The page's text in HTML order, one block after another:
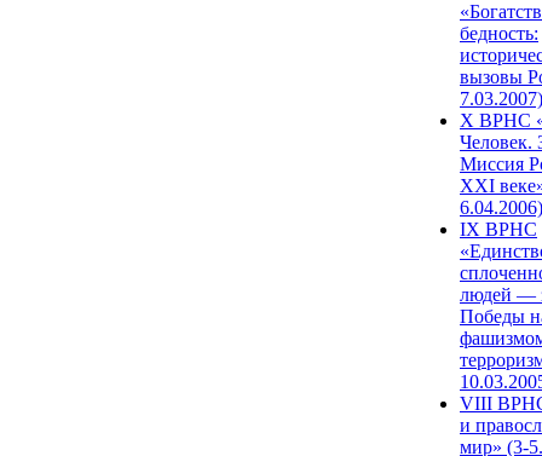
бедность:
вызовы
7.03.2007)
X ВРНС
Человек.
Миссия
XXI
6.04.2006)
IX ВРНС
людей —
Победы
VIII
и
мир» (3-